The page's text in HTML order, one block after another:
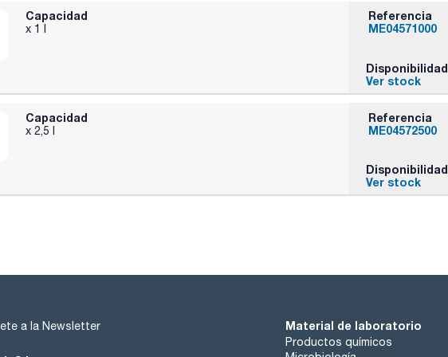
Capacidad
x 1 l
Referencia
ME04571000
Disponibilidad
Ver stock
Capacidad
x 2,5 l
Referencia
ME04572500
Disponibilidad
Ver stock
a la Newsletter Material de laboratorio
Productos químicos